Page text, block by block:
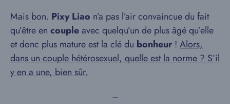
Mais bon. Pixy Liao n’a pas l’air convaincue du fait
qu’être en coupleavec quelqu’un de plus âgé qu’elle
et donc plus mature est la clé du bonheur ! Alors,
dans un couple hétérosexuel, quelle est la norme ? S’il
y en a une, bien sûr.
–